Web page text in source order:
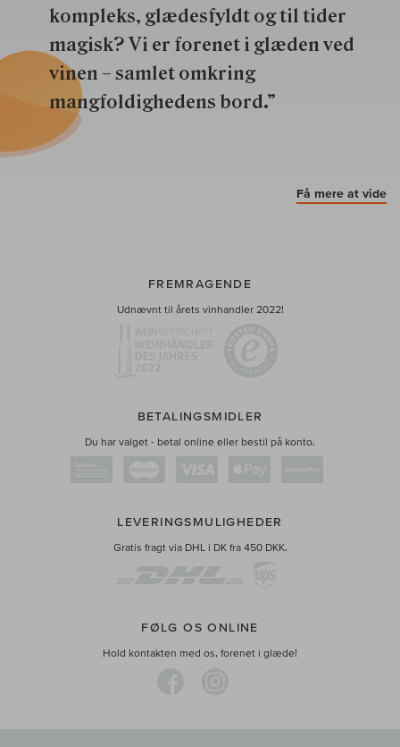
kompleks, glædesfyldt og til tider
magisk? Vi er forenet i glæden ved
vinen – samlet omkring
mangfoldighedens bord.”
Få mere at vide
FREMRAGENDE
Udnævnt til årets vinhandler 2022!
BETALINGSMIDLER
Du har valget - betal online eller bestil på konto.
LEVERINGSMULIGHEDER
Gratis fragt via DHL i DK fra 450 DKK.
FØLG OS ONLINE
Hold kontakten med os, forenet i glæde!